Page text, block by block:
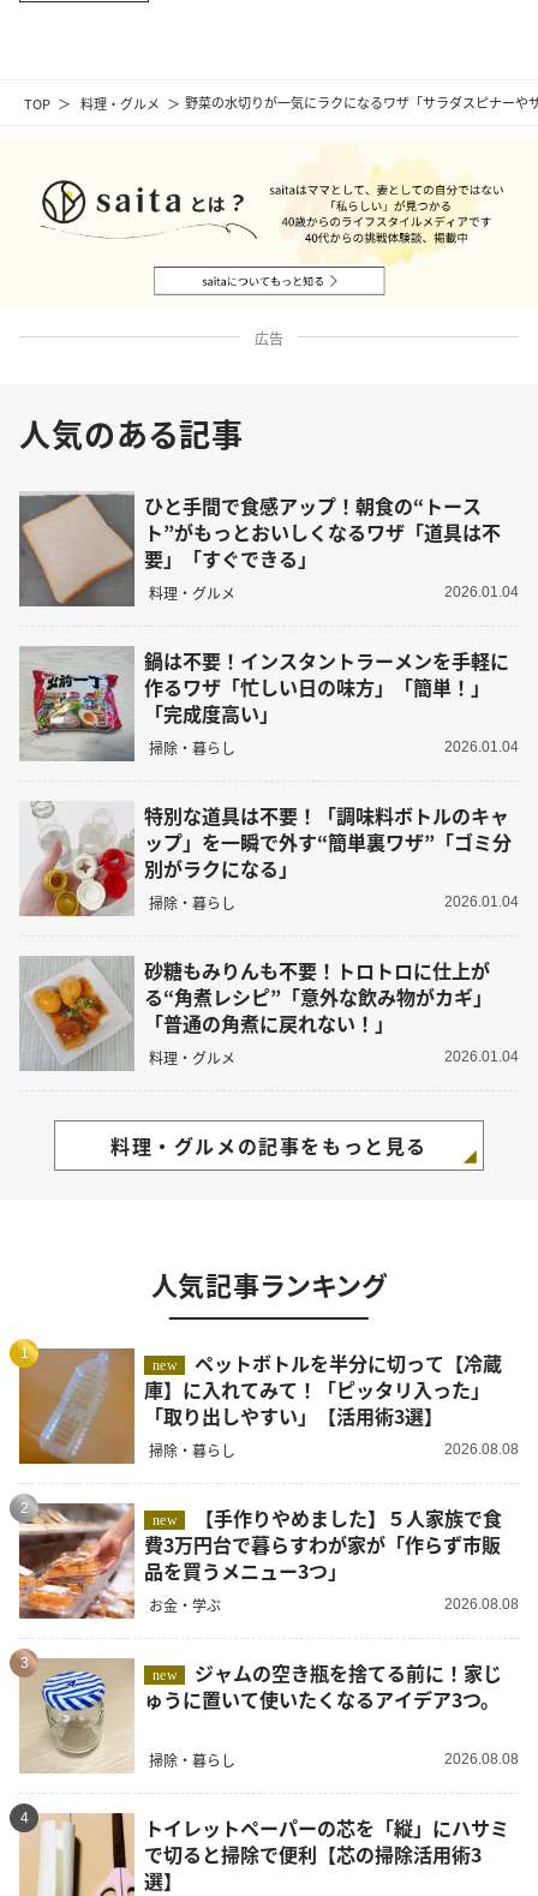
TOP 料理・グルメ 野菜の水切りが一気にラクになるワザ「サラダスピナーや
広告
人気のある記事
ひと手間で食感アップ！朝食の“トース
ト”がもっとおいしくなるワザ「道具は不
要」「すぐできる」
料理・グルメ 2026.01.04
鍋は不要！インスタントラーメンを手軽に
作るワザ「忙しい日の味方」「簡単！」
「完成度高い」
掃除・暮らし 2026.01.04
特別な道具は不要！「調味料ボトルのキャ
ップ」を一瞬で外す“簡単裏ワザ”「ゴミ分
別がラクになる」
掃除・暮らし 2026.01.04
砂糖もみりんも不要！トロトロに仕上が
る“角煮レシピ”「意外な飲み物がカギ」
「普通の角煮に戻れない！」
料理・グルメ 2026.01.04
料理・グルメの記事をもっと見る
人気記事ランキング
1
new
ペットボトルを半分に切って【冷蔵
庫】に入れてみて！「ピッタリ入った」
「取り出しやすい」【活用術3選】
掃除・暮らし 2026.08.08
2
new
費3万円台で暮らすわが家が「作らず市販
品を買うメニュー3つ」
お金・学ぶ 2026.08.08
3
new
ゅうに置いて使いたくなるアイデア3つ。
掃除・暮らし 2026.08.08
4
トイレットペーパーの芯を「縦」にハサミ
で切ると掃除で便利【芯の掃除活用術3
選】